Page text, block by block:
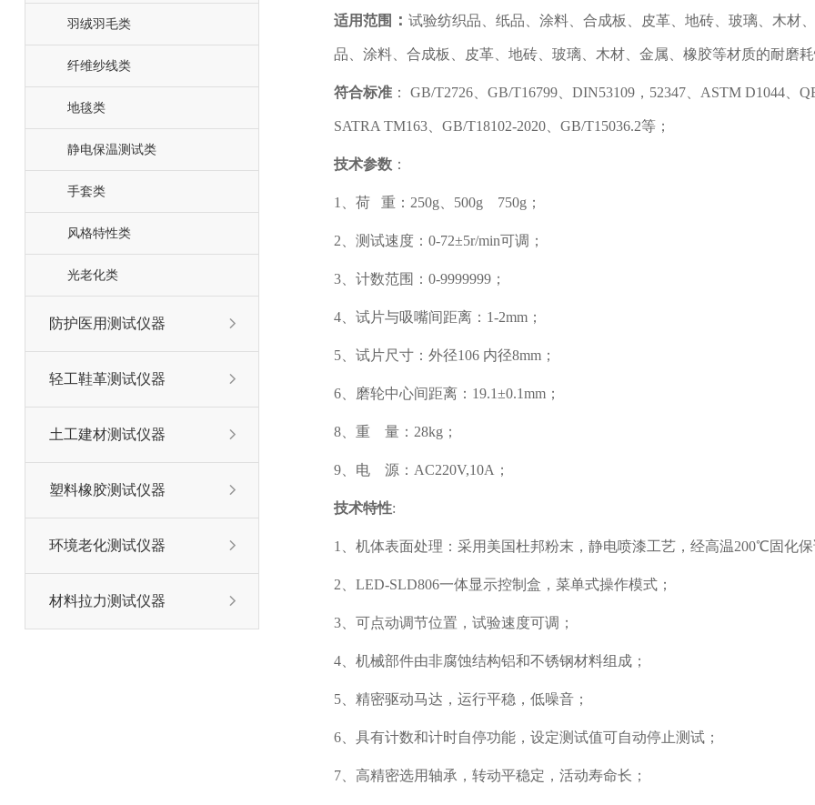
羽绒羽毛类
纤维纱线类
地毯类
静电保温测试类
手套类
风格特性类
光老化类
防护医用测试仪器 
轻工鞋革测试仪器 
土工建材测试仪器 
塑料橡胶测试仪器 
环境老化测试仪器 
材料拉力测试仪器 
适用范围 ： 试验纺织品、纸品、涂料、合成板、皮革、地砖、玻璃、木材
品、涂料、合成板、皮革、地砖、玻璃、木材、金属、橡胶等材质的耐磨耗
符合标准： GB/T2726、GB/T16799、DIN53109，52347、ASTM D1044、
SATRA TM163、GB/T18102-2020、GB/T15036.2等；
技术参数：
1、荷 重：250g、500g 750g；
2、测试速度：0-72±5r/min可调；
3、计数范围：0-9999999；
4、试片与吸嘴间距离：1-2mm；
5、试片尺寸：外径106 内径8mm；
6、磨轮中心间距离：19.1±0.1mm；
8、重 量：28kg；
9、电 源：AC220V,10A；
技术特性:
1、机体表面处理：采用美国杜邦粉末，静电喷漆工艺，经高温200℃固化保
2、LED-SLD806一体显示控制盒，菜单式操作模式；
3、可点动调节位置，试验速度可调；
4、机械部件由非腐蚀结构铝和不锈钢材料组成；
5、精密驱动马达，运行平稳，低噪音；
6、具有计数和计时自停功能，设定测试值可自动停止测试；
7、高精密选用轴承，转动平稳定，活动寿命长；